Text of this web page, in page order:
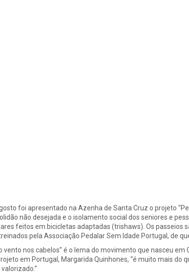
foi apresentado na Azenha de Santa Cruz o projeto
não desejada e o isolamento social dos seniores e
feitos em bicicletas adaptadas (trishaws). Os passeios
pela Associação Pedalar Sem Idade Portugal, de
vento nos cabelos” é o lema do movimento que nasceu
em Portugal, Margarida Quinhones, “é muito mais do